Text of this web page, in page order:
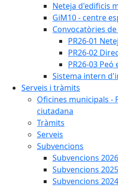
Neteja d'edificis
GiM10 - centre
Convocatòries
PR26-01
PR26-02
PR26-03
Sistema intern
Serveis i tràmits
Oficines municipals -
ciutadana
Tràmits
Serveis
Subvencions
Subvencions 2026
Subvencions 2025
Subvencions 2024